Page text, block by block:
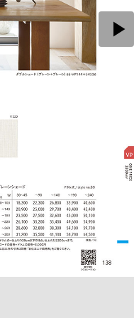
play_arrow